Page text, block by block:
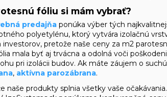
fóliu si mám vybrať?
predajňa ponúka výber tých
polyetylénu, ktorý vytvára izolačnú
investorov, pretože naše ceny za m2
mala byť aj trvácna a odolná voči
pri izolácii budov. Ak máte záujem o
, aktívna parozábrana.
naše produkty splnia všetky vaše